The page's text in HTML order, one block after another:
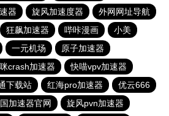
器 旋风加速度器
外网网址导航
狂飙加速器 哔咔漫画
小美
一元机场
原子加速器
crash加速器
快喵vpv加速器
下载站 红海pro加速器
优云666
加速器官网
旋风pvn加速器